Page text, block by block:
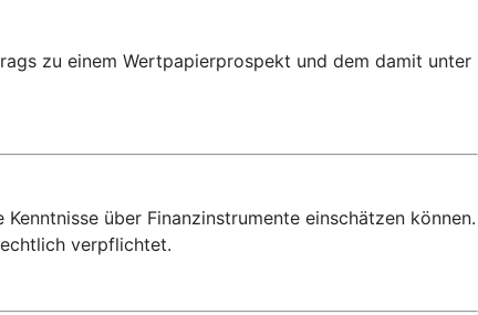
zu einem Wertpapierprospekt und dem damit unter
über Finanzinstrumente einschätzen können.
verpflichtet.